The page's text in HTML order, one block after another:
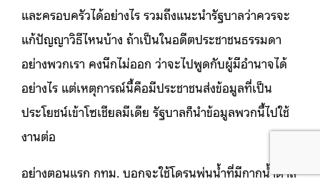
และครอบครัวได้อย่างไร รวมถึงแนะนำรัฐบาลว่าควรจะ
แก้ปัญญาวิธีไหนบ้าง ถ้าเป็นในอดีตประชาชนธรรมดา
อย่างพวกเรา คงนึกไม่ออก ว่าจะไปพูดกับผู้มีอำนาจได้
อย่างไร แต่เหตุการณ์นี้คือมีประชาชนส่งข้อมูลที่เป็น
ประโยชน์เข้าโซเชียลมีเดีย รัฐบาลก็นำข้อมูลพวกนี้ไปใช้
งานต่อ
อย่างตอนแรก กทม. บอกจะใช้โดรนพ่นน้ำที่มีกากน้ำตาล